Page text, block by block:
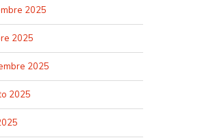
2025
2025
2025
2025